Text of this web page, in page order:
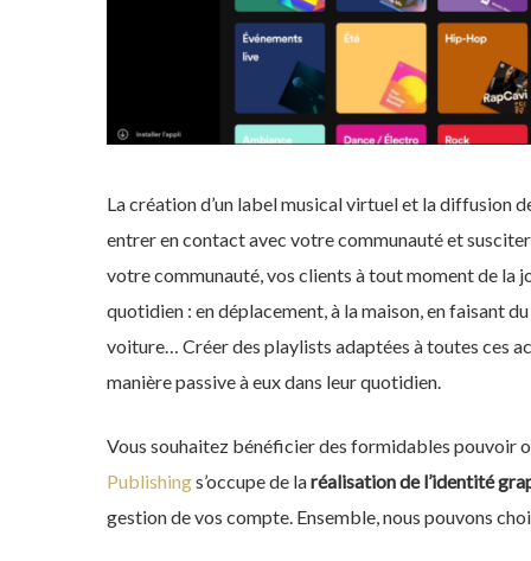
La création d’un label musical virtuel et la diffusion
entrer en contact avec votre communauté et
votre communauté, vos clients à tout moment de la
quotidien : en déplacement, à la maison, en faisant
voiture… Créer des playlists adaptées à toutes ces
manière passive à eux dans leur quotidien.
Vous souhaitez bénéficier des formidables pouvoir
Publishings’occupe de laréalisation de l’identité
gestion de vos compte. Ensemble, nous pouvons